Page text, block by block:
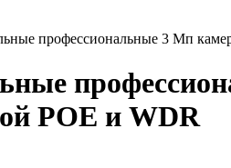
профессиональные 3 Мп
POE и WDR